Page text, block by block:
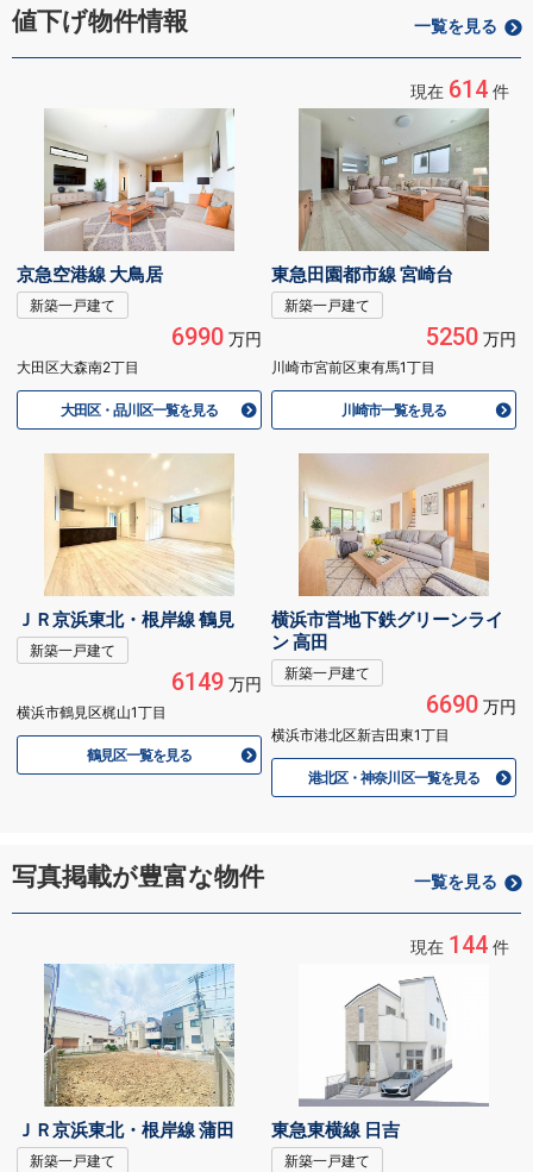
値下げ物件情報 一覧を見る
現在 614 件
京急空港線 大鳥居
新築一戸建て
6990万円
大田区大森南2丁目
大田区・品川区一覧を見る
東急田園都市線 宮崎台
新築一戸建て
5250万円
川崎市宮前区東有馬1丁目
川崎市一覧を見る
ＪＲ京浜東北・根岸線 鶴見
新築一戸建て
6149万円
横浜市鶴見区梶山1丁目
鶴見区一覧を見る
横浜市営地下鉄グリーンライ
ン 高田
新築一戸建て
6690万円
横浜市港北区新吉田東1丁目
港北区・神奈川区一覧を見る
写真掲載が豊富な物件 一覧を見る
現在 144 件
ＪＲ京浜東北・根岸線 蒲田
新築一戸建て
東急東横線 日吉
新築一戸建て